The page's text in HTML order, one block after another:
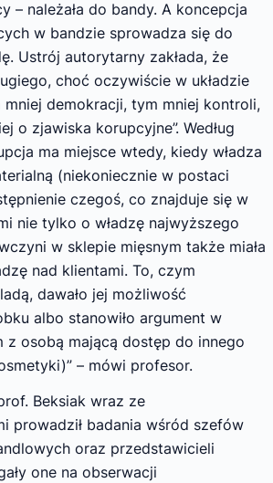
– należała do bandy. A koncepcja
w bandzie sprowadza się do
Ustrój autorytarny zakłada, że
choć oczywiście w układzie
mniej demokracji, tym mniej kontroli,
o zjawiska korupcyjne”. Według
ma miejsce wtedy, kiedy władza
(niekoniecznie w postaci
czegoś, co znajduje się w
nie tylko o władzę najwyższego
w sklepie mięsnym także miała
nad klientami. To, czym
dawało jej możliwość
albo stanowiło argument w
z osobą mającą dostęp do innego
– mówi profesor.
Beksiak wraz ze
prowadził badania wśród szefów
oraz przedstawicieli
one na obserwacji